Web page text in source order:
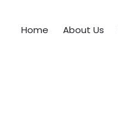
Home About Us